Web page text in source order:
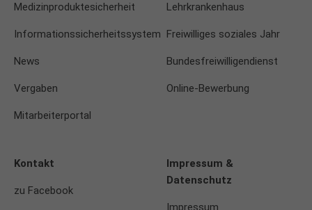
Medizinproduktesicherheit
Informationssicherheitssystem
News
Vergaben
Mitarbeiterportal
Lehrkrankenhaus
Freiwilliges soziales Jahr
Bundesfreiwilligendienst
Online-Bewerbung
Kontakt
zu Facebook
Impressum &
Datenschutz
Impressum